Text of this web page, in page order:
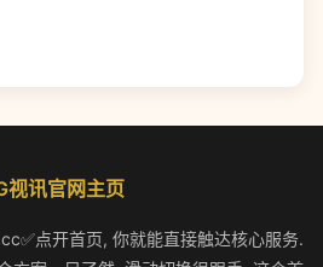
视讯官网主页
点开首页, 你就能直接触达核心服务.